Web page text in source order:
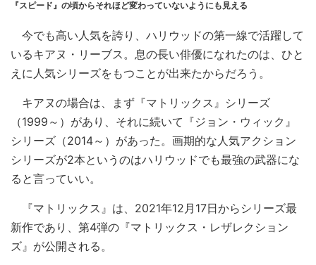
『スピード』の頃からそれほど変わっていないようにも見える
今でも高い人気を誇り、ハリウッドの第一線で活躍して
いるキアヌ・リーブス。息の長い俳優になれたのは、ひと
えに人気シリーズをもつことが出来たからだろう。
キアヌの場合は、まず『マトリックス』シリーズ
（1999～）があり、それに続いて『ジョン・ウィック』
シリーズ（2014～）があった。画期的な人気アクション
シリーズが2本というのはハリウッドでも最強の武器にな
ると言っていい。
『マトリックス』は、2021年12月17日からシリーズ最
新作であり、第4弾の『マトリックス・レザレクション
ズ』が公開される。